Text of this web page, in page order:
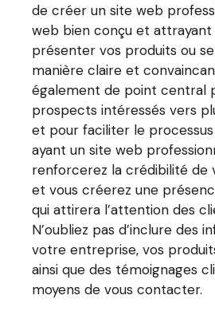
de créer un site web
web bien conçu et
présenter vos produits ou
manière claire et
également de point central
prospects intéressés vers
et pour faciliter le processus
ayant un site web
renforcerez la crédibilité de
et vous créerez une
qui attirera l’attention des
N’oubliez pas d’inclure des
votre entreprise, vos
ainsi que des témoignages
moyens de vous contacter.